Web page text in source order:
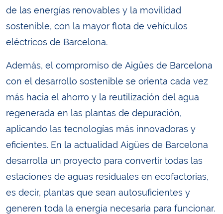
de las energías renovables y la movilidad
sostenible, con la mayor flota de vehículos
eléctricos de Barcelona.
Además, el compromiso de Aigües de Barcelona
con el desarrollo sostenible se orienta cada vez
más hacia el ahorro y la reutilización del agua
regenerada en las plantas de depuración,
aplicando las tecnologías más innovadoras y
eficientes. En la actualidad Aigües de Barcelona
desarrolla un proyecto para convertir todas las
estaciones de aguas residuales en ecofactorías,
es decir, plantas que sean autosuficientes y
generen toda la energía necesaria para funcionar.